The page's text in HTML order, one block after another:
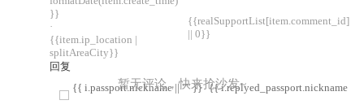
}}
·
{{item.ip_location |
splitAreaCity}}
回复
{{realSupportList[item.comment_id]
|| 0}}
{{ i.passport.nickname || "" }} {{ i.replyed_passport.nickname ||
暂无评论，快来抢沙发~